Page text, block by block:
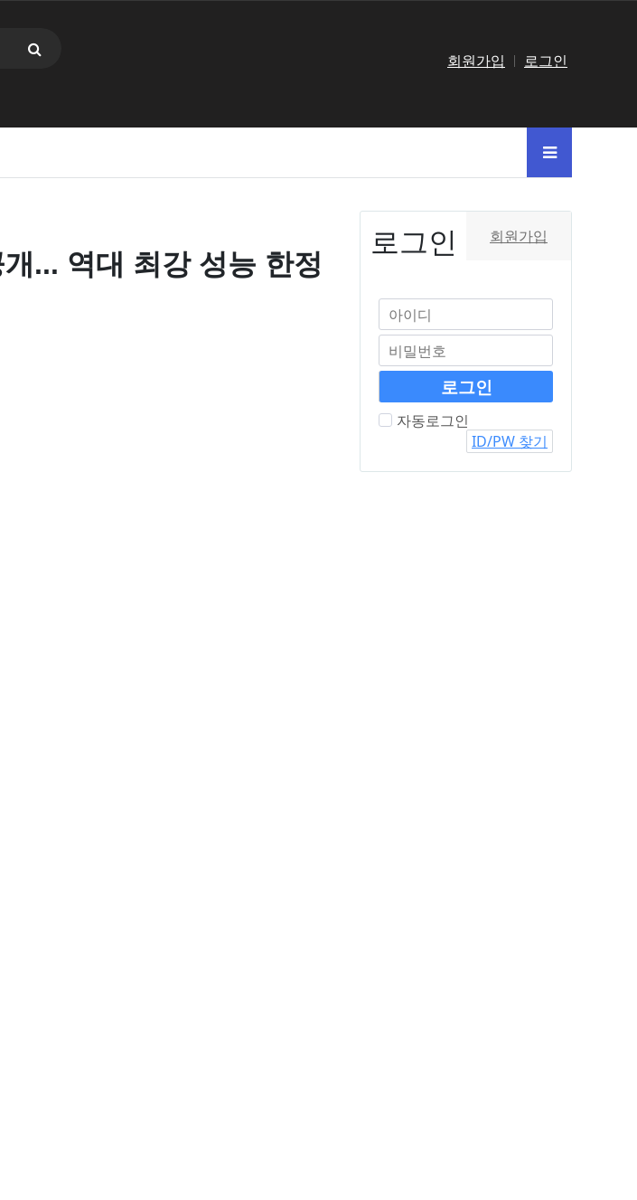
회원가입 로그인
... 역대 최강 성능 한정
로그인 회원가입
자동로그인
ID/PW 찾기